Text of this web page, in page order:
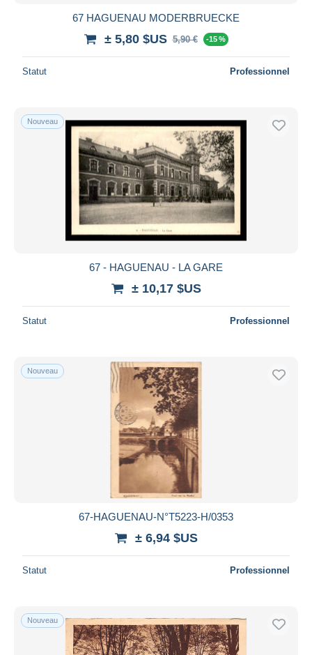
67 HAGUENAU MODERBRUECKE
± 5,80 $US 5,90 € -15 %
Statut Professionnel
Nouveau
67 - HAGUENAU - LA GARE
± 10,17 $US
Statut Professionnel
Nouveau
67-HAGUENAU-N°T5223-H/0353
± 6,94 $US
Statut Professionnel
Nouveau